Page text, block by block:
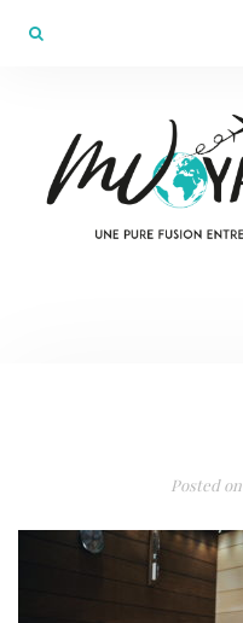
Posted on